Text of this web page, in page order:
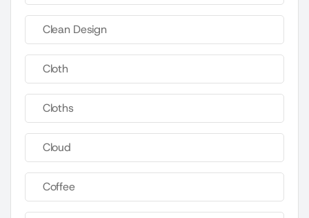
Clean Design
Cloth
Cloths
Cloud
Coffee